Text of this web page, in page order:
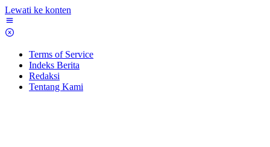
Lewati ke konten
Terms of Service
Indeks Berita
Redaksi
Tentang Kami